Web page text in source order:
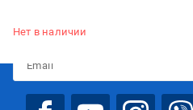
Нет в наличии